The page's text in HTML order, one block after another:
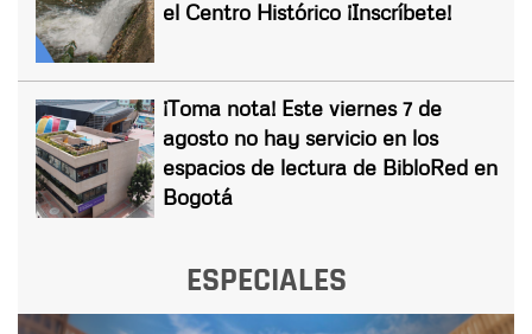
el Centro Histórico ¡Inscríbete!
¡Toma nota! Este viernes 7 de
agosto no hay servicio en los
espacios de lectura de BibloRed en
Bogotá
ESPECIALES